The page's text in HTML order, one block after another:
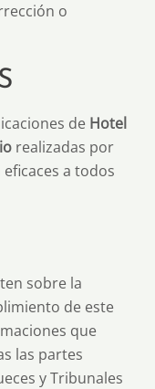
o
de Hotel
realizadas por
a todos
sobre la
de este
que
las partes
y Tribunales